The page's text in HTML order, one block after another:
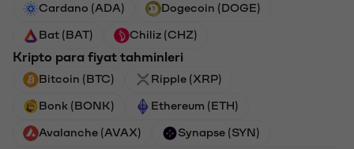
Cardano (ADA) Dogecoin (DOGE)
Bat (BAT) Chiliz (CHZ)
Kripto para fiyat tahminleri
Bitcoin (BTC) Ripple (XRP)
Bonk (BONK) Ethereum (ETH)
Avalanche (AVAX) Synapse (SYN)